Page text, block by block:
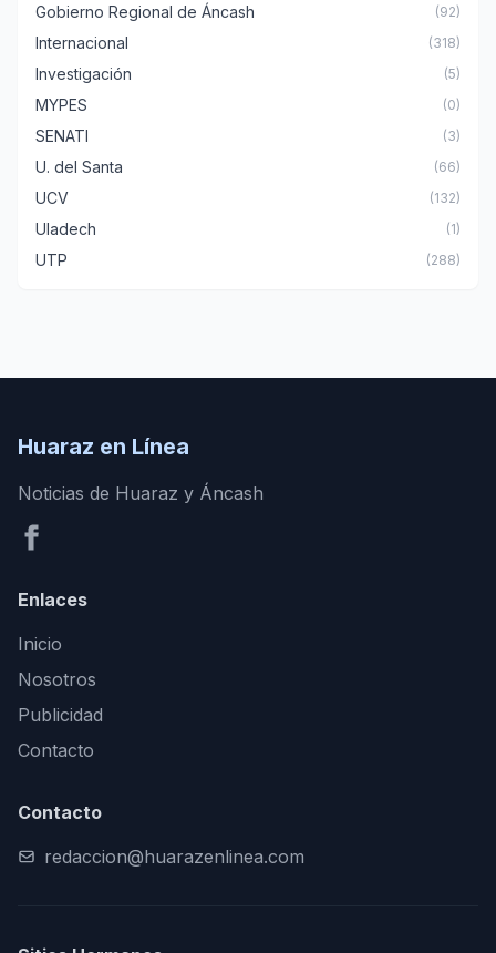
Gobierno Regional de Áncash (92)
Internacional (318)
Investigación (5)
MYPES (0)
SENATI (3)
U. del Santa (66)
UCV (132)
Uladech (1)
UTP (288)
Huaraz en Línea
Noticias de Huaraz y Áncash
Enlaces
Inicio
Nosotros
Publicidad
Contacto
Contacto
redaccion@huarazenlinea.com